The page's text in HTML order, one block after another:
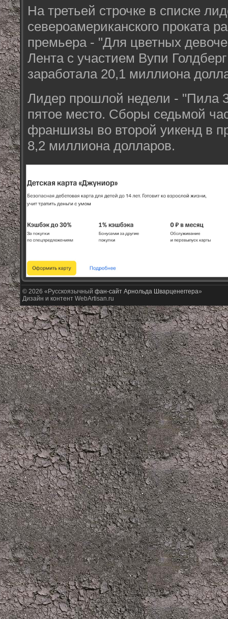
На третьей строчке в списке
североамериканского проката
премьера - "Для цветных
Лента с участием Вупи
заработала 20,1 миллиона
Лидер прошлой недели - "Пила
пятое место. Сборы седьмой
франшизы во второй уикенд в
8,2 миллиона долларов.
© 2026 «Русскоязычный фан-сайт Арнольда Шварценеггера»
Дизайн и контент WebArtisan.ru